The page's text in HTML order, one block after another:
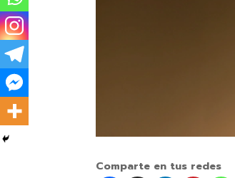
Comparte en tus redes